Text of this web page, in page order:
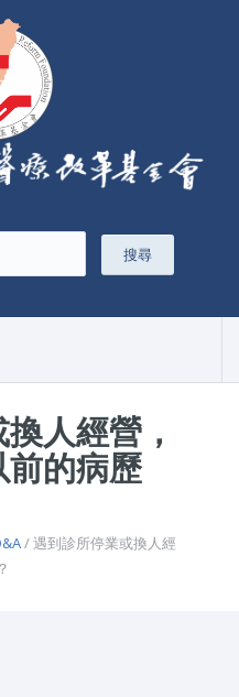
人經營，
的病歷
/ 遇到診所停業或換人經